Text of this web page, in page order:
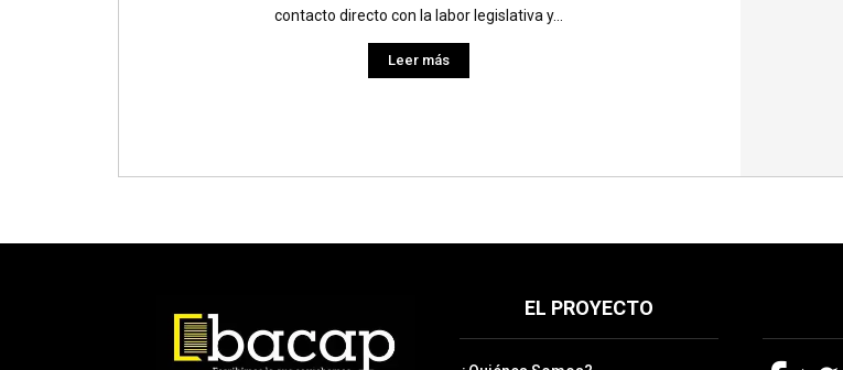
contacto directo con la labor legislativa y...
Leer más
EL PROYECTO